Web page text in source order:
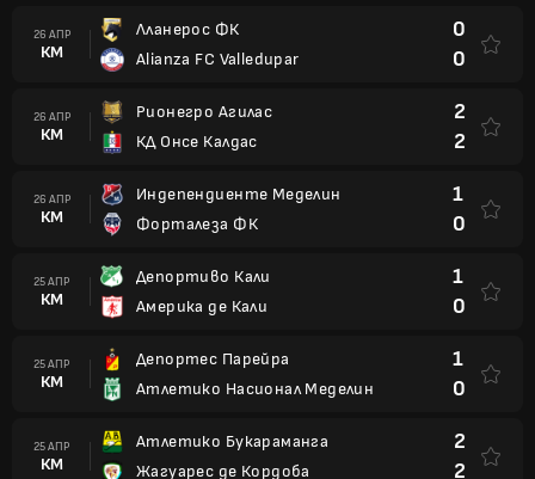
26 АПР
КМ
Лланерос ФК
Alianza FC Valledupar
0
0
26 АПР
КМ
Рионегро Агилас
КД Онсе Калдас
2
2
26 АПР
КМ
Индепендиенте Меделин
Форталеза ФК
1
0
25 АПР
КМ
Депортиво Кали
Америка де Кали
1
0
25 АПР
КМ
Депортес Парейра
Атлетико Насионал Меделин
1
0
25 АПР
КМ
Атлетико Букараманга
Жагуарес де Кордоба
2
2